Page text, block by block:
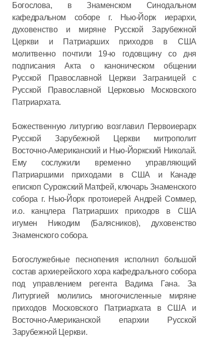
Богослова, в Знаменском Синодальном
кафедральном соборе г. Нью-Йорк иерархи,
духовенство и миряне Русской Зарубежной
Церкви и Патриарших приходов в США
молитвенно почтили 19-ю годовщину со дня
подписания Акта о каноническом общении
Русской Православной Церкви Заграницей с
Русской Православной Церковью Московского
Патриархата.
Божественную литургию возглавил Первоиерарх
Русской Зарубежной Церкви митрополит
Восточно-Американский и Нью-Йоркский Николай.
Ему сослужили временно управляющий
Патриаршими приходами в США и Канаде
епископ Сурожский Матфей, ключарь Знаменского
собора г. Нью-Йорк протоиерей Андрей Соммер,
и.о. канцлера Патриарших приходов в США
игумен Никодим (Балясников), духовенство
Знаменского собора.
Богослужебные песнопения исполнил большой
состав архиерейского хора кафедрального собора
под управлением регента Вадима Гана. За
Литургией молились многочисленные миряне
приходов Московского Патриархата в США и
Восточно-Американской епархии Русской
Зарубежной Церкви.